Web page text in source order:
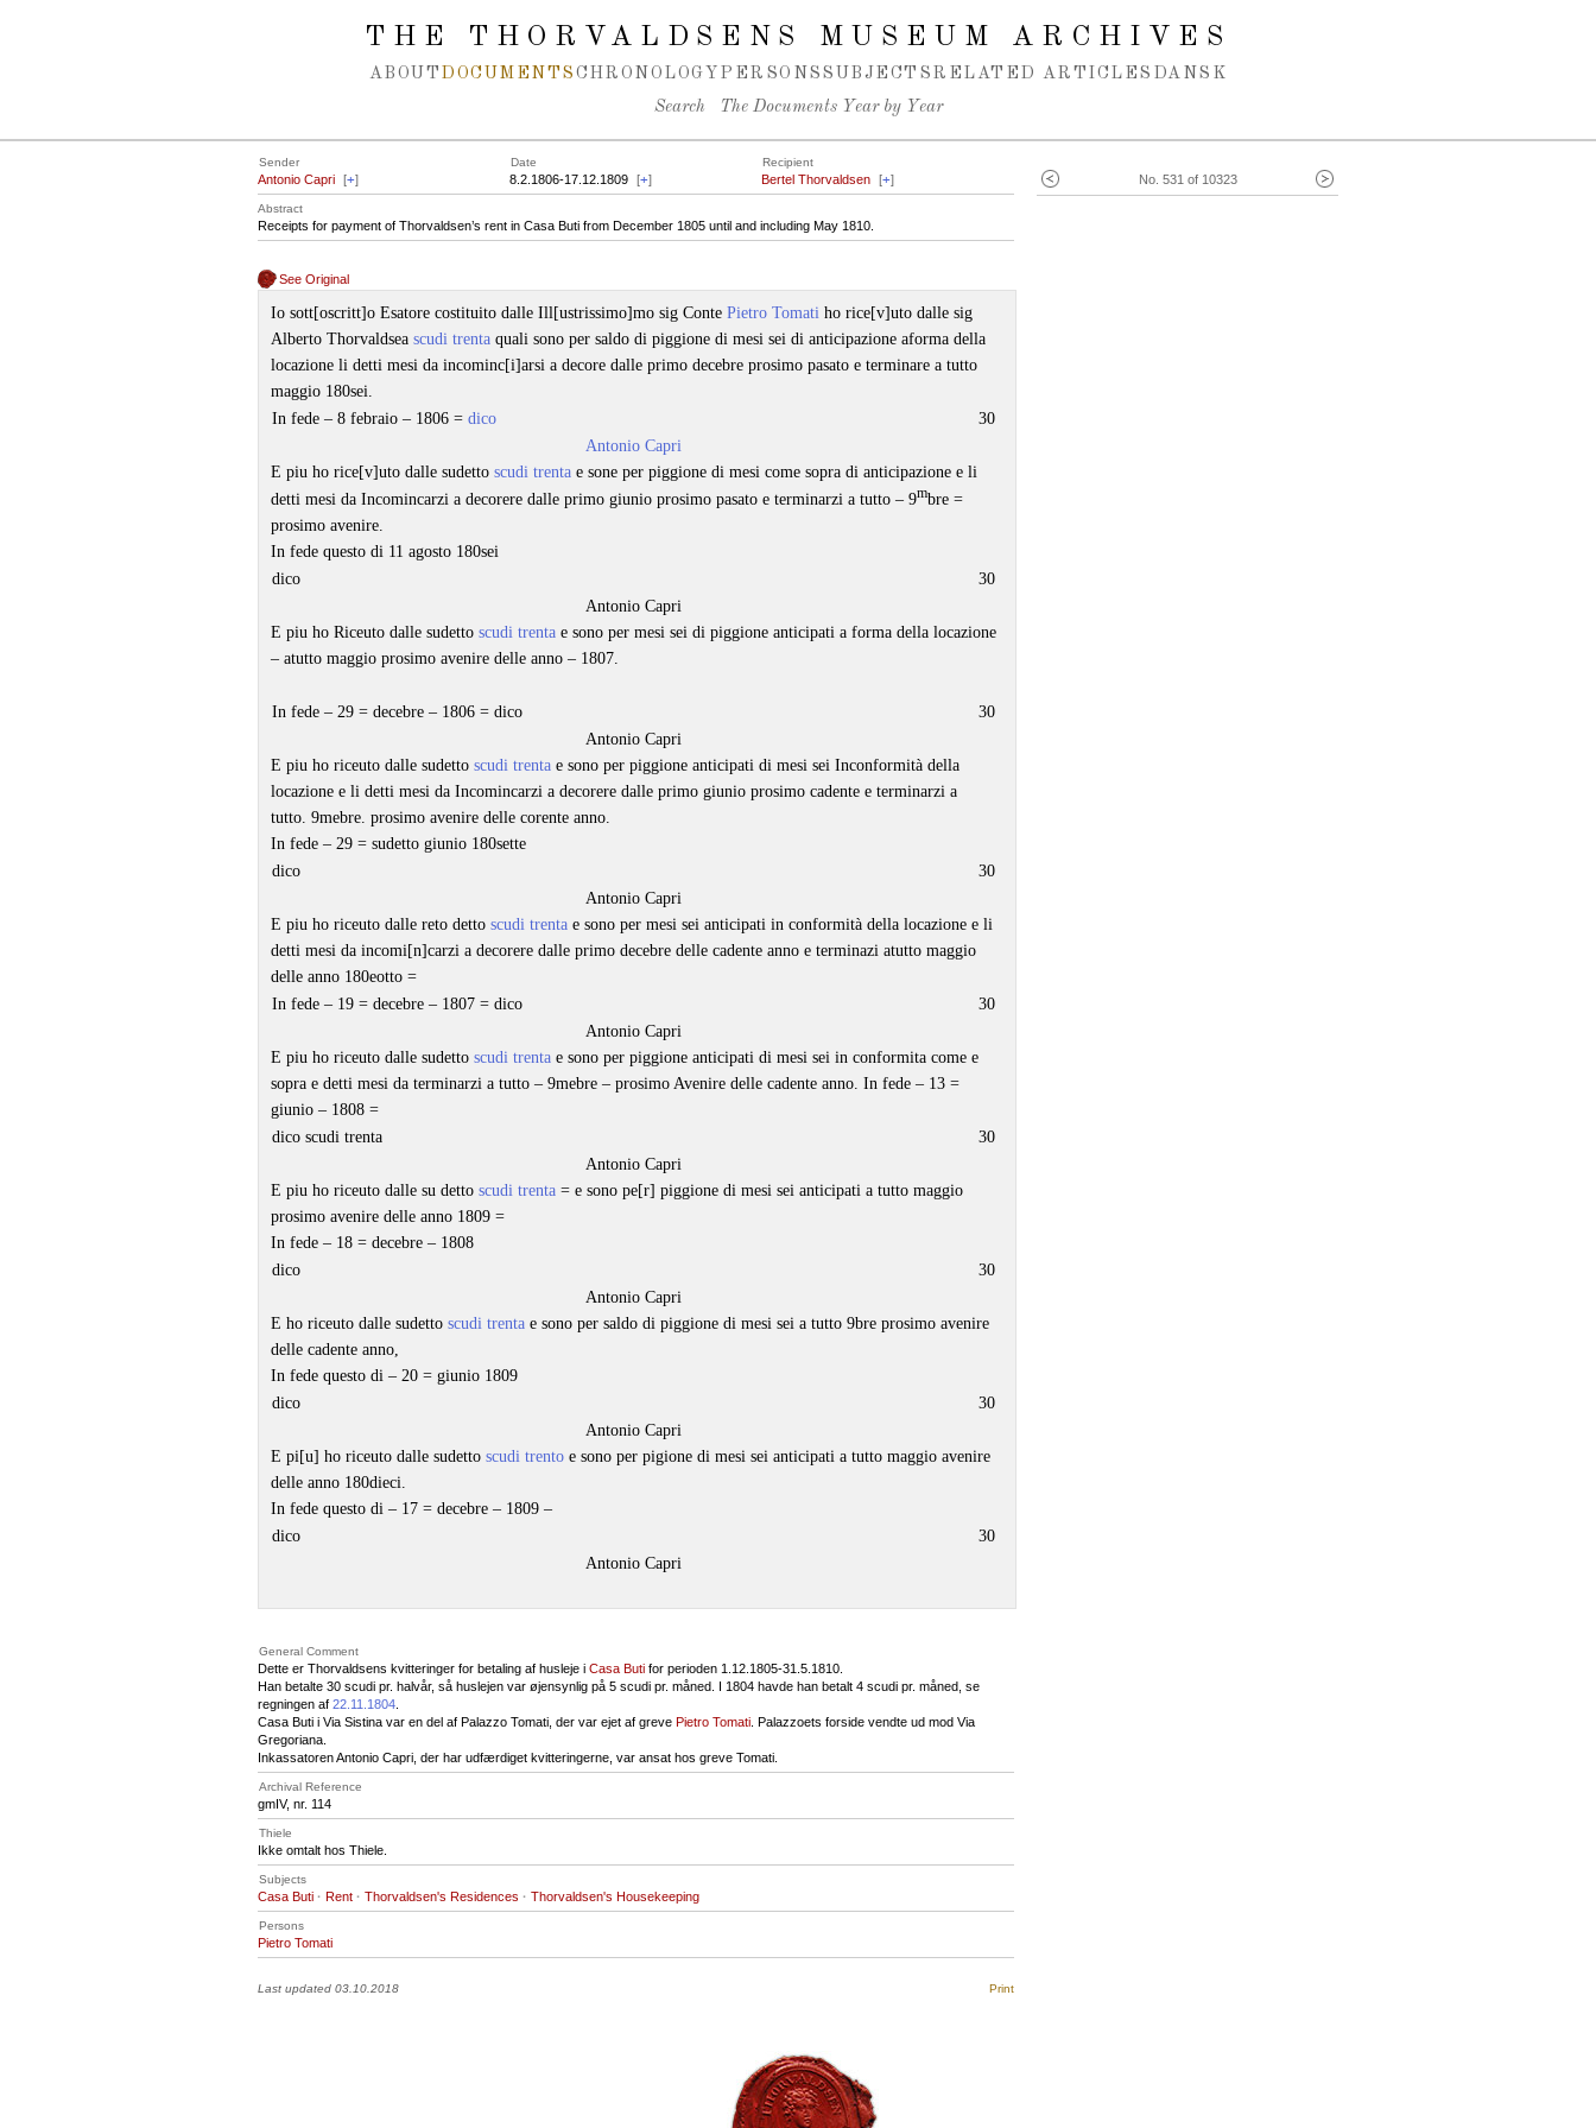
THE THORVALDSENS MUSEUM ARCHIVES
ABOUT DOCUMENTS CHRONOLOGY PERSONS SUBJECTS RELATED ARTICLES DANSK
Search The Documents Year by Year
No. 531 of 10323
Sender Date Recipient
Antonio Capri [+] 8.2.1806-17.12.1809 [+] Bertel Thorvaldsen [+]
Abstract
Receipts for payment of Thorvaldsen’s rent in Casa Buti from December 1805 until and including May 1810.
See Original
Io sott[oscritt]o Esatore costituito dalle Ill[ustrissimo]mo sig Conte Pietro Tomati ho rice[v]uto dalle sig
Alberto Thorvaldsea scudi trenta quali sono per saldo di piggione di mesi sei di anticipazione aforma della
locazione li detti mesi da incominc[i]arsi a decore dalle primo decebre prosimo pasato e terminare a tutto
maggio 180sei.
In fede – 8 febraio – 1806 = dico
30
Antonio Capri
E piu ho rice[v]uto dalle sudetto scudi trenta e sone per piggione di mesi come sopra di anticipazione e li
detti mesi da Incomincarzi a decorere dalle primo giunio prosimo pasato e terminarzi a tutto – 9mbre =
prosimo avenire.
In fede questo di 11 agosto 180sei
dico
30
Antonio Capri
E piu ho Riceuto dalle sudetto scudi trenta e sono per mesi sei di piggione anticipati a forma della locazione
– atutto maggio prosimo avenire delle anno – 1807.
In fede – 29 = decebre – 1806 = dico
30
Antonio Capri
E piu ho riceuto dalle sudetto scudi trenta e sono per piggione anticipati di mesi sei Inconformità della
locazione e li detti mesi da Incomincarzi a decorere dalle primo giunio prosimo cadente e terminarzi a
tutto. 9mebre. prosimo avenire delle corente anno.
In fede – 29 = sudetto giunio 180sette
dico
30
Antonio Capri
E piu ho riceuto dalle reto detto scudi trenta e sono per mesi sei anticipati in conformità della locazione e li
detti mesi da incomi[n]carzi a decorere dalle primo decebre delle cadente anno e terminazi atutto maggio
delle anno 180eotto =
In fede – 19 = decebre – 1807 = dico
30
Antonio Capri
E piu ho riceuto dalle sudetto scudi trenta e sono per piggione anticipati di mesi sei in conformita come e
sopra e detti mesi da terminarzi a tutto – 9mebre – prosimo Avenire delle cadente anno. In fede – 13 =
giunio – 1808 =
dico scudi trenta
30
Antonio Capri
E piu ho riceuto dalle su detto scudi trenta = e sono pe[r] piggione di mesi sei anticipati a tutto maggio
prosimo avenire delle anno 1809 =
In fede – 18 = decebre – 1808
dico
30
Antonio Capri
E ho riceuto dalle sudetto scudi trenta e sono per saldo di piggione di mesi sei a tutto 9bre prosimo avenire
delle cadente anno,
In fede questo di – 20 = giunio 1809
dico
30
Antonio Capri
E pi[u] ho riceuto dalle sudetto scudi trento e sono per pigione di mesi sei anticipati a tutto maggio avenire
delle anno 180dieci.
In fede questo di – 17 = decebre – 1809 –
dico
30
Antonio Capri
General Comment
Dette er Thorvaldsens kvitteringer for betaling af husleje i Casa Buti for perioden 1.12.1805-31.5.1810.
Han betalte 30 scudi pr. halvår, så huslejen var øjensynlig på 5 scudi pr. måned. I 1804 havde han betalt 4 scudi pr. måned, se
regningen af 22.11.1804
Casa Buti i Via Sistina var en del af Palazzo Tomati, der var ejet af greve Pietro Tomati . Palazzoets forside vendte ud mod Via
Gregoriana.
Inkassatoren Antonio Capri, der har udfærdiget kvitteringerne, var ansat hos greve Tomati.
Archival Reference
gmIV, nr. 114
Thiele
Ikke omtalt hos Thiele.
Subjects
Casa Buti · Rent · Thorvaldsen's Residences · Thorvaldsen's Housekeeping
Persons
Pietro Tomati
Last updated 03.10.2018 Print